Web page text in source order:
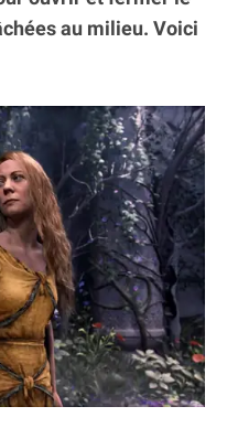
au milieu. Voici